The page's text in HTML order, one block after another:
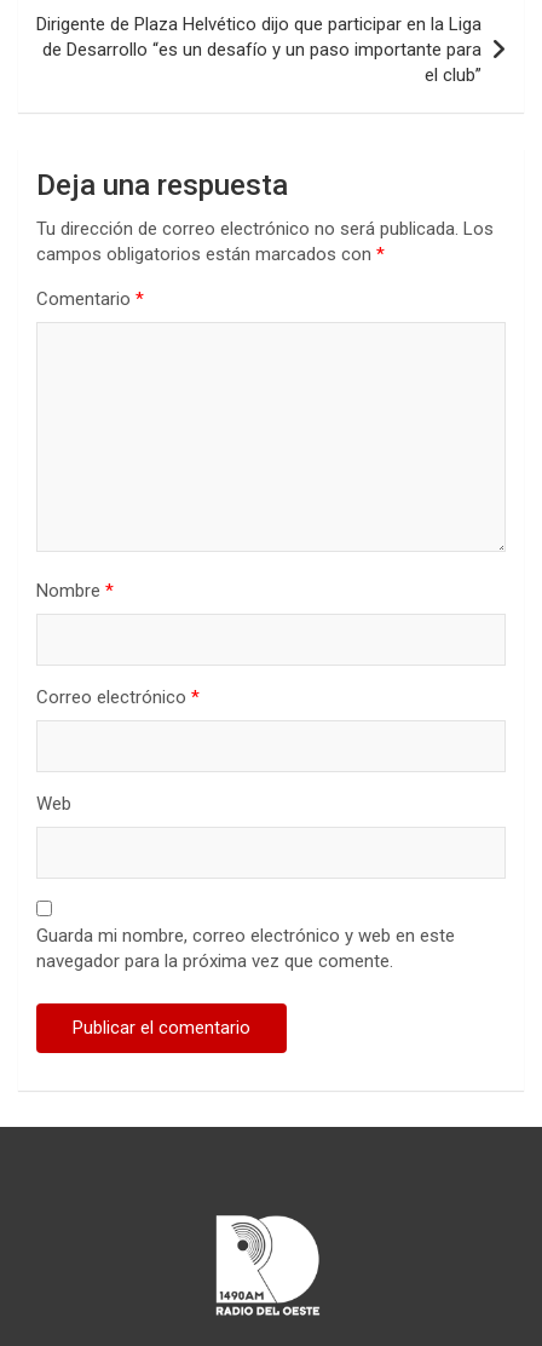
k
p
entradas
Dirigente de Plaza Helvético dijo que participar en la Liga
de Desarrollo “es un desafío y un paso importante para
el club”
Deja una respuesta
Tu dirección de correo electrónico no será publicada. Los
campos obligatorios están marcados con *
Comentario *
Nombre *
Correo electrónico *
Web
Guarda mi nombre, correo electrónico y web en este
navegador para la próxima vez que comente.